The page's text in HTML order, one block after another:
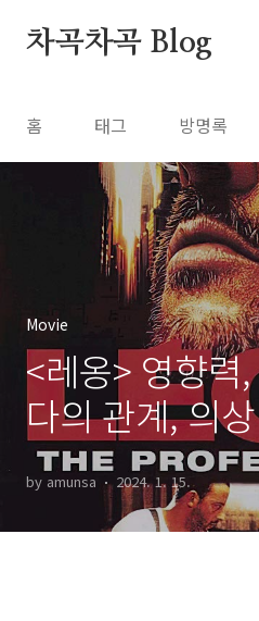
차곡차곡 Blog
홈 태그 방명록
Movie
<레옹> 영향력
다의 관계, 의
by amunsa 2024. 1. 15.